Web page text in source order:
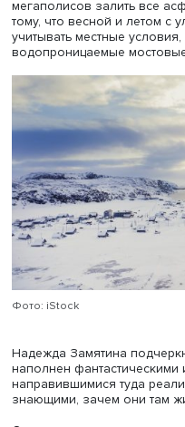
Города необходимы
Руководители
квалифицированные
добраться до
неисправности
то и человеческих
должен жить на
менеджеров и
специалистов» будут
качественная
создать в небольшом
Кроме того, именно в
собираются и
идеями. А значит,
размещения
При этом отдельные
океана были поселки,
следовавшие по
суда не нуждаются в
поселка Диксон